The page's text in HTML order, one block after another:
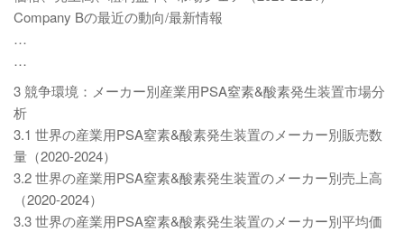
Company Bの最近の動向/最新情報
…
…
3 競争環境：メーカー別産業用PSA窒素&酸素発生装置市場分
析
3.1 世界の産業用PSA窒素&酸素発生装置のメーカー別販売数
量（2020-2024）
3.2 世界の産業用PSA窒素&酸素発生装置のメーカー別売上高
（2020-2024）
3.3 世界の産業用PSA窒素&酸素発生装置のメーカー別平均価